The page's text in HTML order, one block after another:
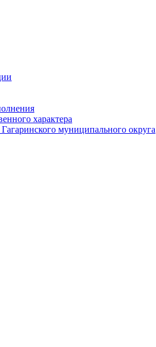
характера
муниципального округа